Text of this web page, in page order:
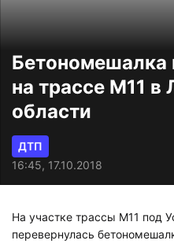
Бетономешалка
на трассе М11 в
области
ДТП
16:45, 17.10.2018
На участке трассы М11 под
перевернулась